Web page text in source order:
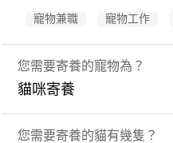
寵物兼職 寵物工作
您需要寄養的寵物為？
貓咪寄養
您需要寄養的貓有幾隻？